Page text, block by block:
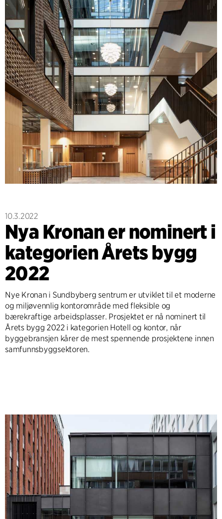
10.3.2022
Nya Kronan er nominert i
kategorien Årets bygg
2022
Nye Kronan i Sundbyberg sentrum er utviklet til et moderne
og miljøvennlig kontorområde med fleksible og
bærekraftige arbeidsplasser. Prosjektet er nå nominert til
Årets bygg 2022 i kategorien Hotell og kontor, når
byggebransjen kårer de mest spennende prosjektene innen
samfunnsbyggsektoren.